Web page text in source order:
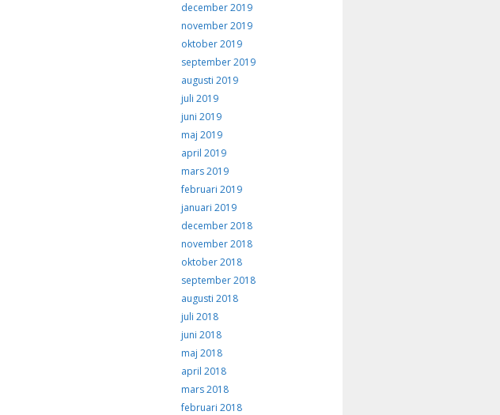
december 2019
november 2019
oktober 2019
september 2019
augusti 2019
juli 2019
juni 2019
maj 2019
april 2019
mars 2019
februari 2019
januari 2019
december 2018
november 2018
oktober 2018
september 2018
augusti 2018
juli 2018
juni 2018
maj 2018
april 2018
mars 2018
februari 2018